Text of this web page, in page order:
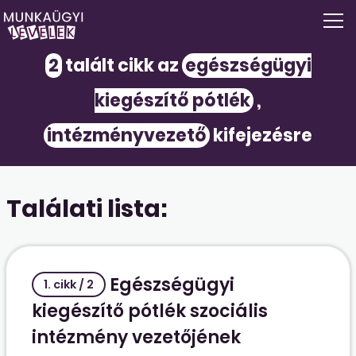
2talált cikk az egészségügyi
kiegészítő pótlék ,
intézményvezető kifejezésre
Találati lista:
1. cikk / 2
Egészségügyi
kiegészítő pótlék szociális
intézmény vezetőjének